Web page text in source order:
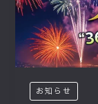
お知らせ